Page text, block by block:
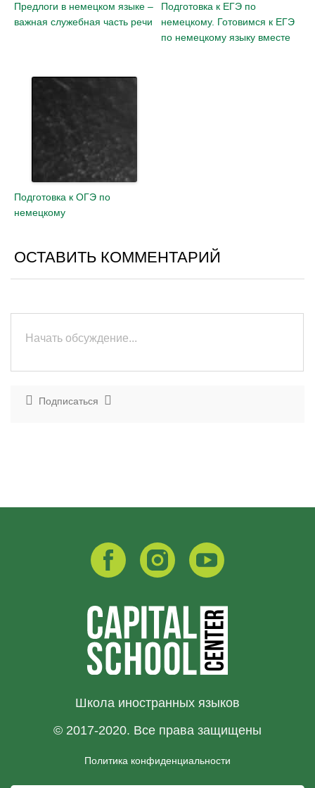
Предлоги в немецком языке –
важная служебная часть речи
Подготовка к ЕГЭ по
немецкому. Готовимся к ЕГЭ
по немецкому языку вместе
Подготовка к ОГЭ по
немецкому
ОСТАВИТЬ КОММЕНТАРИЙ
Подписаться
Школа иностранных языков
© 2017-2020. Все права защищены
Политика конфиденциальности